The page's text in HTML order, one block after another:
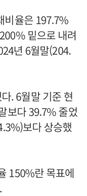
비율은 197.7%
밑으로 내려
년 6월말(204.
. 6월말 기준 현
보다 39.7% 줄었
보다 상승했
150%란 목표에